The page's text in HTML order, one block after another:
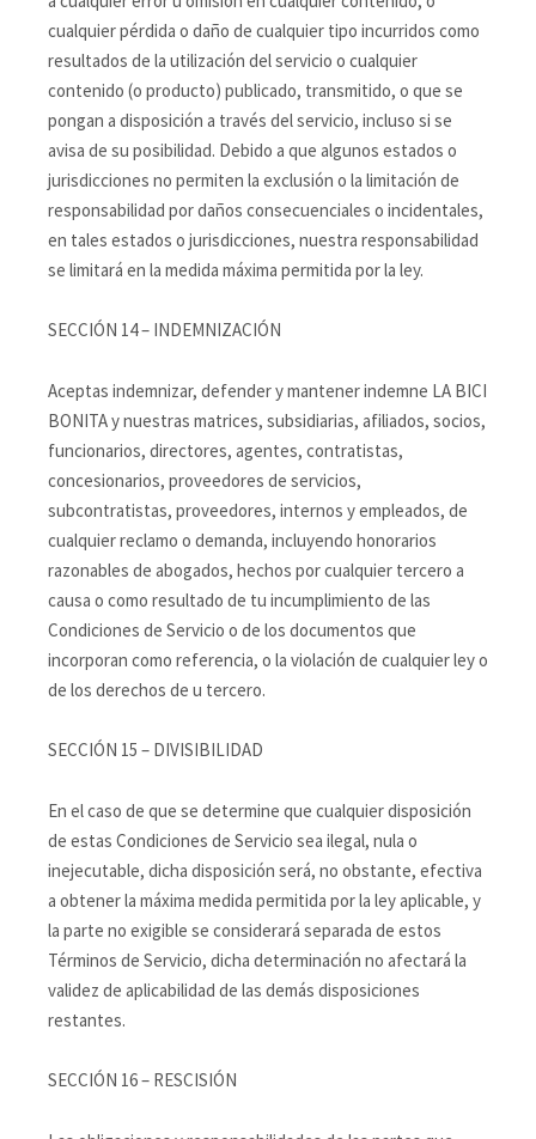
cualquier pérdida o daño de cualquier tipo incurridos como
resultados de la utilización del servicio o cualquier
contenido (o producto) publicado, transmitido, o que se
pongan a disposición a través del servicio, incluso si se
avisa de su posibilidad. Debido a que algunos estados o
jurisdicciones no permiten la exclusión o la limitación de
responsabilidad por daños consecuenciales o incidentales,
en tales estados o jurisdicciones, nuestra responsabilidad
se limitará en la medida máxima permitida por la ley.
SECCIÓN 14 – INDEMNIZACIÓN
Aceptas indemnizar, defender y mantener indemne LA BICI
BONITA y nuestras matrices, subsidiarias, afiliados, socios,
funcionarios, directores, agentes, contratistas,
concesionarios, proveedores de servicios,
subcontratistas, proveedores, internos y empleados, de
cualquier reclamo o demanda, incluyendo honorarios
razonables de abogados, hechos por cualquier tercero a
causa o como resultado de tu incumplimiento de las
Condiciones de Servicio o de los documentos que
incorporan como referencia, o la violación de cualquier ley o
de los derechos de u tercero.
SECCIÓN 15 – DIVISIBILIDAD
En el caso de que se determine que cualquier disposición
de estas Condiciones de Servicio sea ilegal, nula o
inejecutable, dicha disposición será, no obstante, efectiva
a obtener la máxima medida permitida por la ley aplicable, y
la parte no exigible se considerará separada de estos
Términos de Servicio, dicha determinación no afectará la
validez de aplicabilidad de las demás disposiciones
restantes.
SECCIÓN 16 – RESCISIÓN